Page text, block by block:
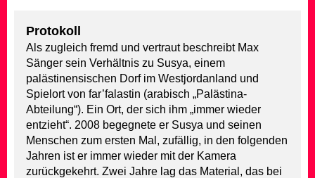
Protokoll
Als zugleich fremd und vertraut beschreibt Max
Sänger sein Verhältnis zu Susya, einem
palästinensischen Dorf im Westjordanland und
Spielort von far’falastin (arabisch „Palästina-
Abteilung“). Ein Ort, der sich ihm „immer wieder
entzieht“. 2008 begegnete er Susya und seinen
Menschen zum ersten Mal, zufällig, in den folgenden
Jahren ist er immer wieder mit der Kamera
zurückgekehrt. Zwei Jahre lag das Material, das bei